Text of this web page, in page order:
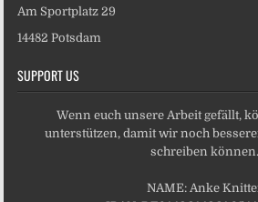
Am Sportplatz 29
14482 Potsdam
SUPPORT US
Wenn euch unsere Arbeit gefällt,
unterstützen, damit wir noch
schreiben können.
NAME: Anke